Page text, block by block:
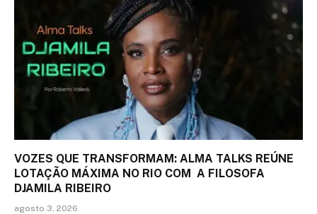
VOZES QUE TRANSFORMAM: ALMA TALKS REÚNE
LOTAÇÃO MÁXIMA NO RIO COM A FILOSOFA
DJAMILA RIBEIRO
agosto 3, 2026